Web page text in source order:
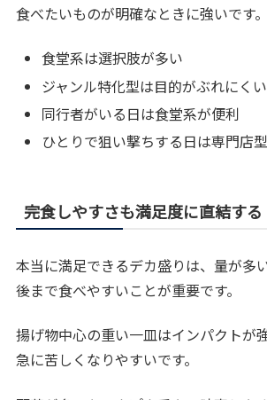
食べたいものが明確なときに強いです。
食堂系は選択肢が多い
ジャンル特化型は目的がぶれにくい
同行者がいる日は食堂系が便利
ひとりで狙い撃ちする日は専門店
完食しやすさも満足度に直結する
本当に満足できるデカ盛りは、量が多
後まで食べやすいことが重要です。
揚げ物中心の重い一皿はインパクトが
急に苦しくなりやすいです。